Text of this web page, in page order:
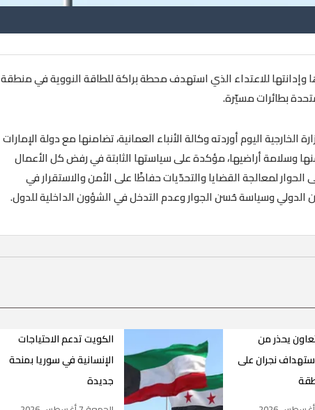
للاعتداء الذي استهدف محطة براكة للطاقة النووية في منطقة
بطائرات مسيّرة.
اليوم أوردته وكالة الأنباء العمانية، تضامنها مع دولة الإمارات
وسلامة أراضيها، مؤكدة على سياستها الثابتة في رفض كل الأعمال
الحوار لمعالجة القضايا والتحدّيات حفاظًا على الأمن والاستقرار في
الدولي وسياسة حُسن الجوار وعدم التدخل في الشؤون الداخلية للدول.
يحذر من
نجران على
الكويت تدعم الاحتياجات
الإنسانية في سوريا بمنحة
جديدة